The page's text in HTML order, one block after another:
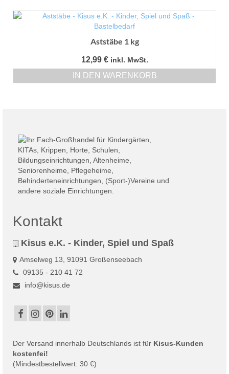
Aststäbe 1 kg
12,99 € inkl. MwSt.
IN DEN WARENKORB
Kontakt
Kisus e.K. - Kinder, Spiel und Spaß
Amselweg 13, 91091 Großenseebach
09135 - 210 41 72
info@kisus.de
Der Versand innerhalb Deutschlands ist für Kisus-Kunden
kostenfei!
(Mindestbestellwert: 30 €)